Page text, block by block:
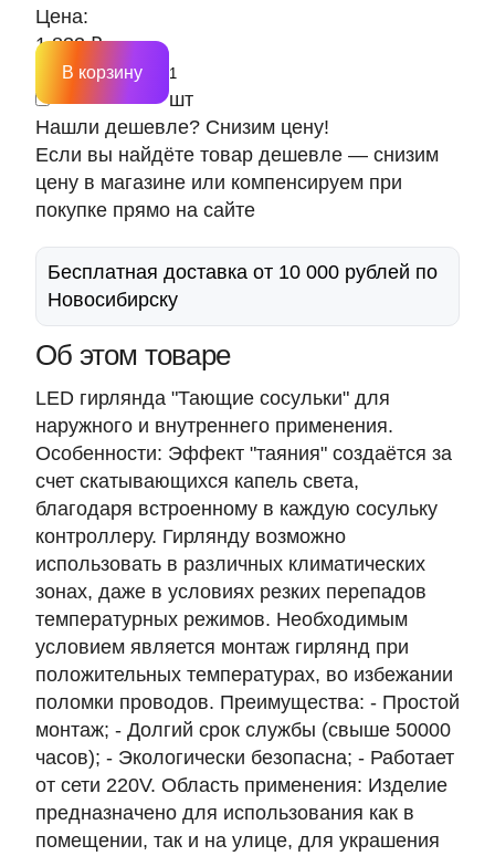
Цена:
1 833 ₽
шт
В корзину
Нашли дешевле? Снизим цену!
Если вы найдёте товар дешевле — снизим
цену в магазине или компенсируем при
покупке прямо на сайте
Бесплатная доставка от 10 000 рублей по
Новосибирску
Об этом товаре
LED гирлянда "Тающие сосульки" для
наружного и внутреннего применения.
Особенности: Эффект "таяния" создаётся за
счет скатывающихся капель света,
благодаря встроенному в каждую сосульку
контроллеру. Гирлянду возможно
использовать в различных климатических
зонах, даже в условиях резких перепадов
температурных режимов. Необходимым
условием является монтаж гирлянд при
положительных температурах, во избежании
поломки проводов. Преимущества: - Простой
монтаж; - Долгий срок службы (свыше 50000
часов); - Экологически безопасна; - Работает
от сети 220V. Область применения: Изделие
предназначено для использования как в
помещении, так и на улице, для украшения